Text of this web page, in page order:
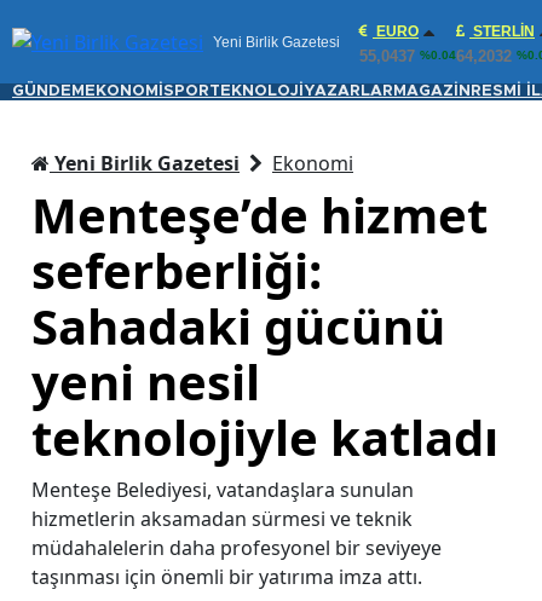
Yeni Birlik Gazetesi
EURO
55,0437 %0.04
STERLIN
64,2032
GÜNDEM EKONOMİ SPORTEKNOLOJİ YAZARLAR MAGAZİN RESMİ
Yeni Birlik Gazetesi Ekonomi
Menteşe’de hizmet
seferberliği:
Sahadaki gücünü
yeni nesil
teknolojiyle katladı
Menteşe Belediyesi, vatandaşlara sunulan
hizmetlerin aksamadan sürmesi ve teknik
müdahalelerin daha profesyonel bir seviyeye
taşınması için önemli bir yatırıma imza attı.